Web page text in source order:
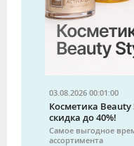
03.08.2026 00:01:00
Косметика
скидка до 40%!
Самое выгодное
ассортимента